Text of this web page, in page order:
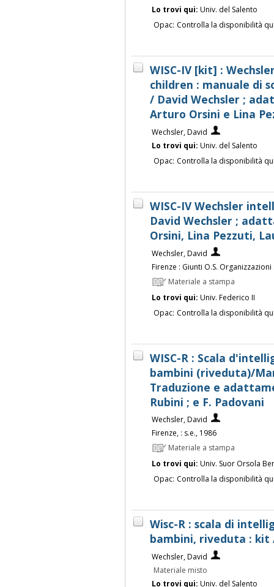
Lo trovi qui: Univ. del Salento
Opac: Controlla la disponibilità
WISC-IV [kit] :
children : manuale di
/ David Wechsler ;
Arturo Orsini e Lina
Wechsler, David
Lo trovi qui: Univ. del Salento
Opac: Controlla la disponibilità
WISC-IV Wechsler
David Wechsler ;
Orsini, Lina Pezzuti,
Wechsler, David
Firenze : Giunti O.S.
Materiale a stampa
Lo trovi qui: Univ. Federico II
Opac: Controlla la disponibilità
WISC-R : Scala
bambini (riveduta)/
Traduzione e
Rubini ; e F. Padovani
Wechsler, David
Firenze, : s.e., 1986
Materiale a stampa
Lo trovi qui: Univ. Suor Orsola
Opac: Controlla la disponibilità
Wisc-R : scala di
bambini, riveduta : kit
Wechsler, David
Materiale misto
Lo trovi qui: Univ. del Salento